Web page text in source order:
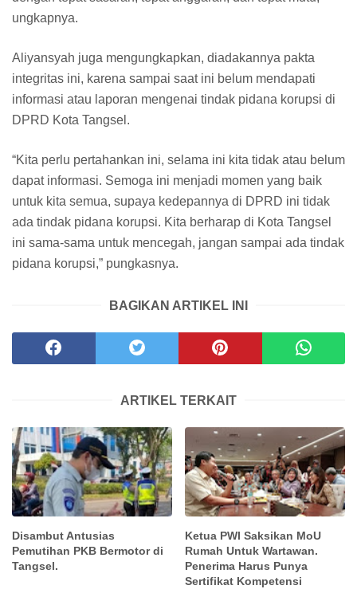
ungkapnya.
Aliyansyah juga mengungkapkan, diadakannya pakta
integritas ini, karena sampai saat ini belum mendapati
informasi atau laporan mengenai tindak pidana korupsi di
DPRD Kota Tangsel.
“Kita perlu pertahankan ini, selama ini kita tidak atau belum
dapat informasi. Semoga ini menjadi momen yang baik
untuk kita semua, supaya kedepannya di DPRD ini tidak
ada tindak pidana korupsi. Kita berharap di Kota Tangsel
ini sama-sama untuk mencegah, jangan sampai ada tindak
pidana korupsi,” pungkasnya.
BAGIKAN ARTIKEL INI
ARTIKEL TERKAIT
Disambut Antusias
Pemutihan PKB Bermotor di
Tangsel.
Ketua PWI Saksikan MoU
Rumah Untuk Wartawan.
Penerima Harus Punya
Sertifikat Kompetensi